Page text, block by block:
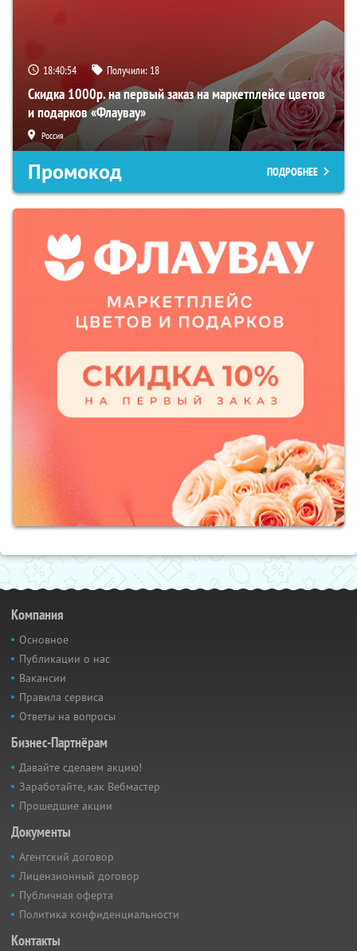
18:40:53 Получили: 18
Скидка 1000р. на первый заказ на маркетплейсе цветов
и подарков «Флаувау»
Россия
Промокод ПОДРОБНЕЕ
Компания
Основное
Публикации о нас
Вакансии
Правила сервиса
Ответы на вопросы
Бизнес-Партнёрам
Давайте сделаем акцию!
Заработайте, как Вебмастер
Прошедшие акции
Документы
Агентский договор
Лицензионный договор
Публичная оферта
Политика конфиденциальности
Контакты